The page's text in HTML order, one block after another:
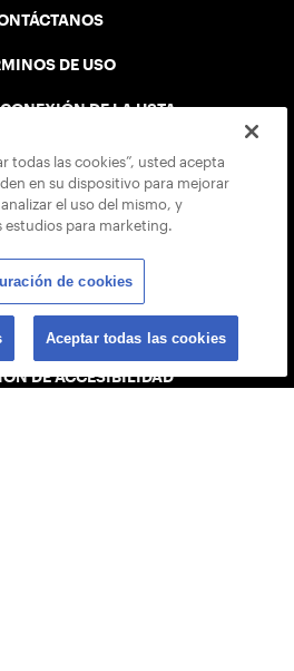
DE USO
DE LA USTA
DE JUEGO SEGURO
DEL SITIO
DE PRIVACIDAD
TU CUENTA
DE ACCESIBILIDAD
todas las cookies”, usted acepta
en su dispositivo para mejorar
el uso del mismo, y
para marketing.
de cookies
Aceptar todas las cookies